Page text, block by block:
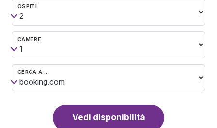
OSPITI
CAMERE
CERCA A…
Vedi disponibilità